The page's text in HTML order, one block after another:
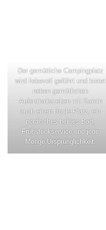
Der gemütliche Campingplatz
wird liebevoll geführt und bietet
neben gemütlichen
Aufenthaltszelten mit Kamin
auch einen Boule-Platz, ein
nordisches heißes Bad,
Frühstückservice und jede
Menge Ursprünglichkeit.